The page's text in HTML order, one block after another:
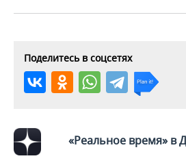
КИБЕРСПОРТ
ВОДНЫЕ ВИДЫ СПОРТА
КУЛЬТУРА
ОБРАЗОВАНИЕ
СПИСОК КОМПАНИЙ
Поделитесь в соцсетях
«Реальное время» в